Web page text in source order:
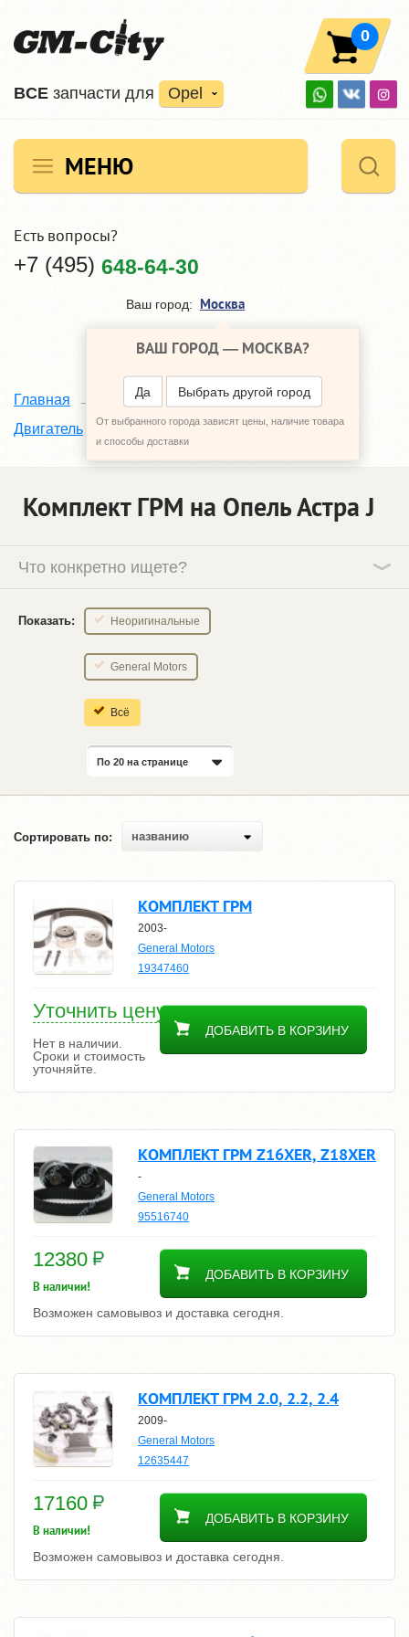
ВCE запчасти для Opel
0
МЕНЮ
Есть вопросы?
+7 (495) 648-64-30
Ваш город: Москва
ВАШ ГОРОД — МОСКВА?
Да Выбрать другой город
От выбранного города зависят цены, наличие товара
и способы доставки
Главная Каталог Opel Astra
J
Двигатель
комплект грм
Комплект ГРМ на Опель Астра J
Что конкретно ищете?
Показать: Неоригинальные
General Motors
Всё
По 20 на странице
Сортировать по: названию
КОМПЛЕКТ ГРМ
2003-
General Motors
19347460
Уточнить цену
ДОБАВИТЬ В КОРЗИНУ
Нет в наличии.
Сроки и стоимость
уточняйте.
КОМПЛЕКТ ГРМ Z16XER, Z18XER
-
General Motors
95516740
12380
ДОБАВИТЬ В КОРЗИНУ
В наличии!
Возможен самовывоз и доставка сегодня.
КОМПЛЕКТ ГРМ 2.0, 2.2, 2.4
2009-
General Motors
12635447
17160
ДОБАВИТЬ В КОРЗИНУ
В наличии!
Возможен самовывоз и доставка сегодня.